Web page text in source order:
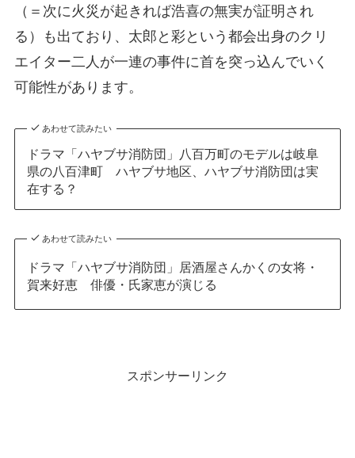
（＝次に火災が起きれば浩喜の無実が証明され
る）も出ており、太郎と彩という都会出身のクリ
エイター二人が一連の事件に首を突っ込んでいく
可能性があります。
あわせて読みたい
ドラマ「ハヤブサ消防団」八百万町のモデルは岐阜
県の八百津町 ハヤブサ地区、ハヤブサ消防団は実
在する？
あわせて読みたい
ドラマ「ハヤブサ消防団」居酒屋さんかくの女将・
賀来好恵 俳優・氏家恵が演じる
スポンサーリンク